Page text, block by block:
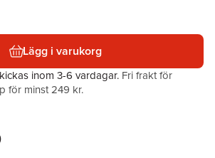
Lägg i varukorg
inom 3-6 vardagar. Fri frakt för
för minst 249 kr.